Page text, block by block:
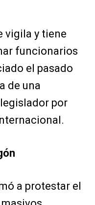
vigila y tiene
funcionarios
el pasado
de una
por
a protestar el